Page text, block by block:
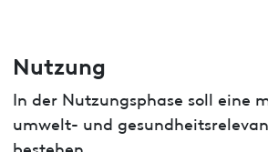
Nutzung
In der Nutzungsphase soll eine
umwelt- und
bestehen.